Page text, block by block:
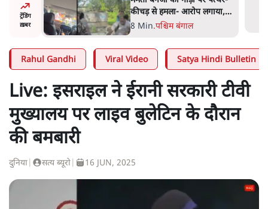
ट्रेंडिंग
ख़बर
किसका
कीचड़ से हमला- आरोप लगाया,
'मेरी जान भी जा सकती थी'
8 Min.पश्चिम बंगाल
Rahul Gandhi Viral Video Satya Hindi Bulletin
Live: इसराइल ने ईरानी सरकारी टीवी
मुख्यालय पर लाइव बुलेटिन के दौरान
की बमबारी
दुनिया सत्य ब्यूरो 16 JUN, 2025